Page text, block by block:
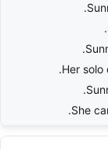
Her
She